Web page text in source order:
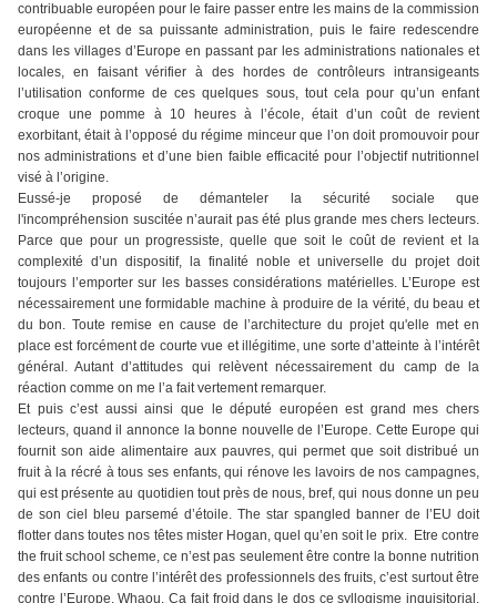
contribuable européen pour le faire passer entre les mains de la commission
européenne et de sa puissante administration, puis le faire redescendre
dans les villages d’Europe en passant par les administrations nationales et
locales, en faisant vérifier à des hordes de contrôleurs intransigeants
l’utilisation conforme de ces quelques sous, tout cela pour qu’un enfant
croque une pomme à 10 heures à l’école, était d’un coût de revient
exorbitant, était à l’opposé du régime minceur que l’on doit promouvoir pour
nos administrations et d’une bien faible efficacité pour l’objectif nutritionnel
visé à l’origine.
Eussé-je proposé de démanteler la sécurité sociale que
l'incompréhension suscitée n’aurait pas été plus grande mes chers lecteurs.
Parce que pour un progressiste, quelle que soit le coût de revient et la
complexité d’un dispositif, la finalité noble et universelle du projet doit
toujours l’emporter sur les basses considérations matérielles. L’Europe est
nécessairement une formidable machine à produire de la vérité, du beau et
du bon. Toute remise en cause de l’architecture du projet qu'elle met en
place est forcément de courte vue et illégitime, une sorte d’atteinte à l’intérêt
général. Autant d’attitudes qui relèvent nécessairement du camp de la
réaction comme on me l’a fait vertement remarquer.
Et puis c’est aussi ainsi que le député européen est grand mes chers
lecteurs, quand il annonce la bonne nouvelle de l’Europe. Cette Europe qui
fournit son aide alimentaire aux pauvres, qui permet que soit distribué un
fruit à la récré à tous ses enfants, qui rénove les lavoirs de nos campagnes,
qui est présente au quotidien tout près de nous, bref, qui nous donne un peu
de son ciel bleu parsemé d’étoile. The star spangled banner de l’EU doit
flotter dans toutes nos têtes mister Hogan, quel qu’en soit le prix. Etre contre
the fruit school scheme, ce n’est pas seulement être contre la bonne nutrition
des enfants ou contre l’intérêt des professionnels des fruits, c’est surtout être
contre l’Europe. Whaou. Ça fait froid dans le dos ce syllogisme inquisitorial,